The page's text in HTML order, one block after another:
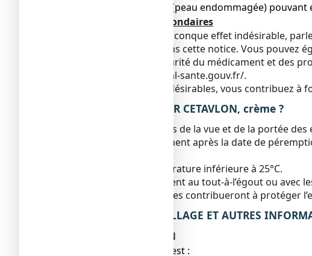
● érosions de la peau (peau endommagée)
Déclaration des effets secondaires
Si vous ressentez un quelconque effet indésirable,
serait pas mentionné dans cette notice. Vous pouvez
Agence nationale de sécurité du médicament et des
https://signalement.social-sante.gouv.fr/.
En signalant les effets indésirables, vous contribuez
5. COMMENT CONSERVER CETAVLON, crème ?
Tenir ce médicament hors de la vue et de la portée des
N’utilisez pas ce médicament après la date de
A conserver à une température inférieure à 25°C.
Ne jetez aucun médicament au tout-à-l’égout ou
n’utilisez plus. Ces mesures contribueront à protéger
6. CONTENU DE L’EMBALLAGE ET AUTRES
Ce que contient CETAVLON
La substance active est :